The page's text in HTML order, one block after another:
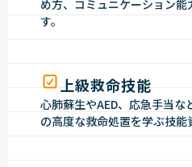
め方、コミュニケーション
す。
上級救命技能
心肺蘇生やAED、応急手当な
の高度な救命処置を学ぶ技能